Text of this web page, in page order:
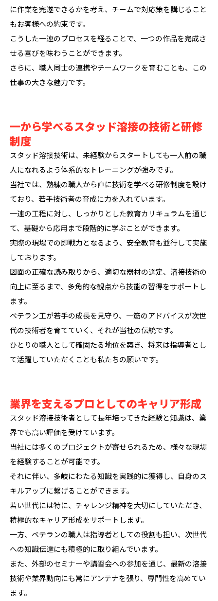
に作業を完遂できるかを考え、チームで対応策を講じること
もお客様への約束です。
こうした一連のプロセスを経ることで、一つの作品を完成さ
せる喜びを味わうことができます。
さらに、職人同士の連携やチームワークを育むことも、この
仕事の大きな魅力です。
一から学べるスタッド溶接の技術と研修
制度
スタッド溶接技術は、未経験からスタートしても一人前の職
人になれるよう体系的なトレーニングが強みです。
当社では、熟練の職人から直に技術を学べる研修制度を設け
ており、若手技術者の育成に力を入れています。
一連の工程に対し、しっかりとした教育カリキュラムを通じ
て、基礎から応用まで段階的に学ぶことができます。
実際の現場での即戦力となるよう、安全教育も並行して実施
しております。
図面の正確な読み取りから、適切な器材の選定、溶接技術の
向上に至るまで、多角的な観点から技能の習得をサポートし
ます。
ベテラン工が若手の成長を見守り、一筋のアドバイスが次世
代の技術者を育てていく、それが当社の伝統です。
ひとりの職人として確固たる地位を築き、将来は指導者とし
て活躍していただくことも私たちの願いです。
業界を支えるプロとしてのキャリア形成
スタッド溶接技術者として長年培ってきた経験と知識は、業
界でも高い評価を受けています。
当社には多くのプロジェクトが寄せられるため、様々な現場
を経験することが可能です。
それに伴い、多岐にわたる知識を実践的に獲得し、自身のス
キルアップに繋げることができます。
若い世代には特に、チャレンジ精神を大切にしていただき、
積極的なキャリア形成をサポートします。
一方、ベテランの職人は指導者としての役割も担い、次世代
への知識伝達にも積極的に取り組んでいます。
また、外部のセミナーや講習会への参加を通じ、最新の溶接
技術や業界動向にも常にアンテナを張り、専門性を高めてい
ます。